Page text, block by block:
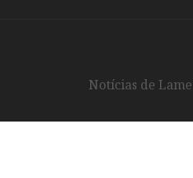
Notícias de